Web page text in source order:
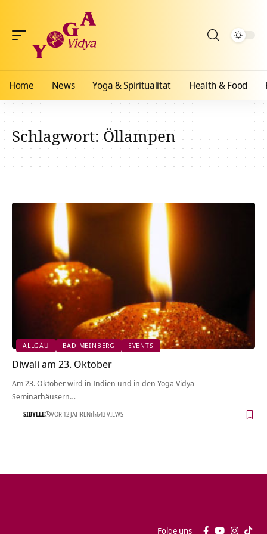
Home News Yoga & Spiritualität Health & Food
Schlagwort:Öllampen
ALLGÄU BAD MEINBERG EVENTS
Diwali am 23. Oktober
Am 23. Oktober wird in Indien und in den Yoga Vidya
Seminarhäusern…
SIBYLLE VOR 12 JAHREN 643 VIEWS
Folge uns